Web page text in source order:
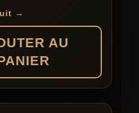
→
AU